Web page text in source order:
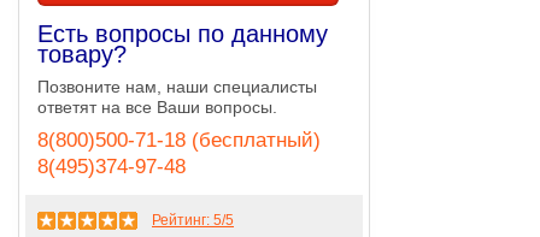
Есть вопросы по данному
товару?
Позвоните нам, наши специалисты
ответят на все Ваши вопросы.
8(800)500-71-18 (бесплатный)
8(495)374-97-48
Рейтинг: 5/5